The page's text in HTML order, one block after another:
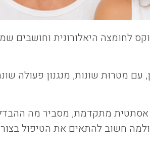
לחומצה היאלורונית וחושבים
עם מטרות שונות, מנגנון פעולה
אסתטית מתקדמת, מסביר מה
חשוב להתאים את הטיפול